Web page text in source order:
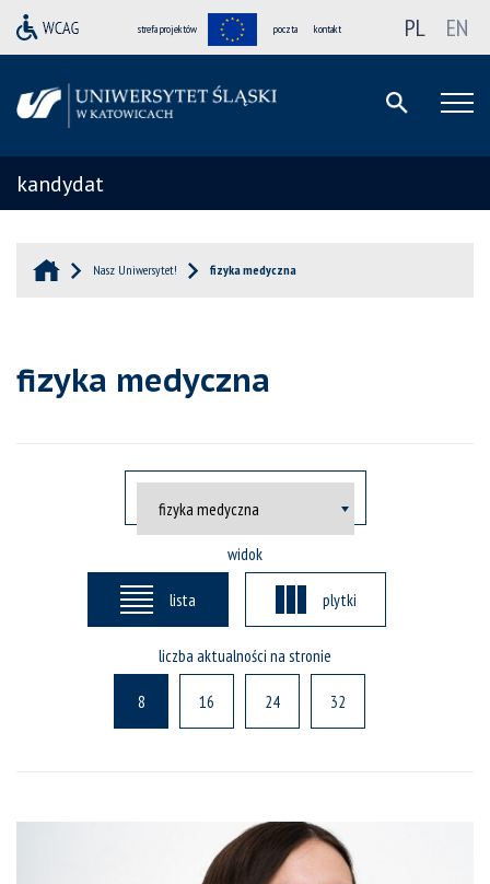
strefa projektów poczta kontakt PL EN
kandydat
Nasz Uniwersytet! fizyka medyczna
fizyka medyczna
widok
lista plytki
liczba aktualności na stronie
8 16 24 32